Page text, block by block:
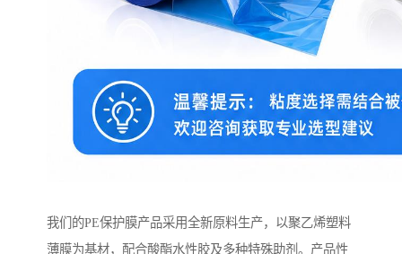
我们的PE保护膜产品采用全新原料生产，以聚乙烯塑料
薄膜为基材，配合酸酯水性胶及多种特殊助剂。产品性